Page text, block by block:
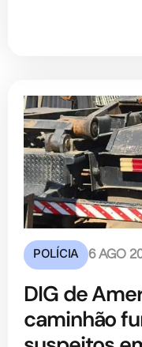
POLÍCIA 6 AGO
DIG de
caminhão